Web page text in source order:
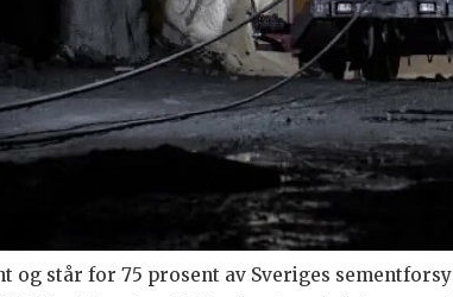
og står for 75 prosent av Sveriges